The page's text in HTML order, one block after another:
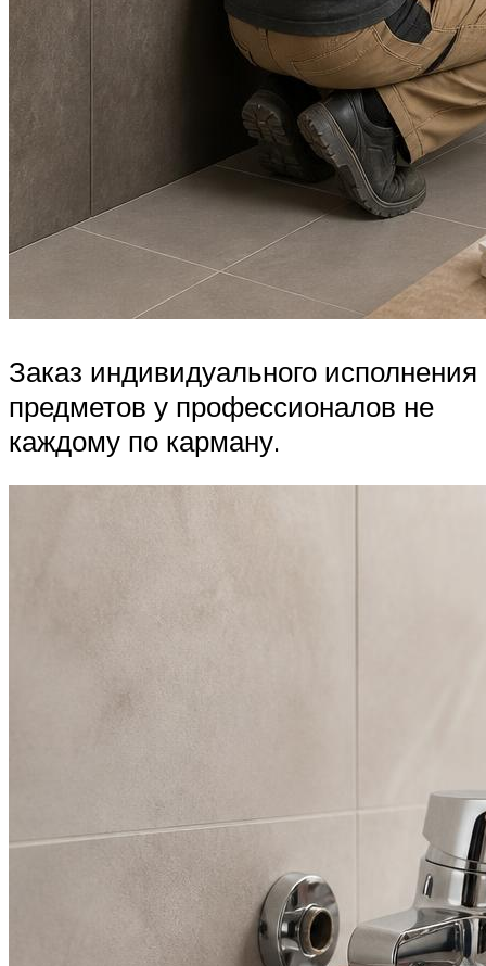
Заказ индивидуального исполнения
предметов у профессионалов не
каждому по карману.